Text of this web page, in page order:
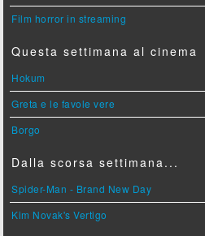
Film horror in streaming
Questa settimana al cinema
Hokum
Greta e le favole vere
Borgo
Dalla scorsa settimana...
Spider-Man - Brand New Day
Kim Novak's Vertigo